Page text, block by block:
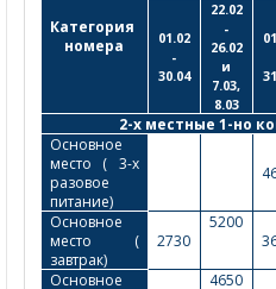
Категория
номера
01.02
-
30.04
22.02
-
26.02
и
7.03,
8.03
2-х местные 1-но
Основное
место ( 3-х
разовое
питание)
Основное
место (
завтрак)
2730
5200
Основное
4650